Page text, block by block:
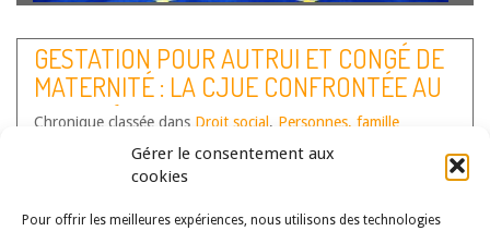
Gérer le consentement aux
cookies
Pour offrir les meilleures expériences, nous utilisons des technologies
2014 dans les affaires Mennesson et Labassée à l’occasion
desquels la Cour EDH a condamné la France. Il retient une
appréciation contrastée des arrêts. Il salue la clairvoyance
de la… Lire la suite
GESTATION POUR AUTRUI ET CONGÉ DE
MATERNITÉ : LA CJUE CONFRONTÉE AU
TABOU (CJUE 18 MARS 2014, AFF. C-
167/12, C. D. ET C-363/12, Z.)
Chronique classée dans Droit social , Personnes, famille
Alexia Gardin